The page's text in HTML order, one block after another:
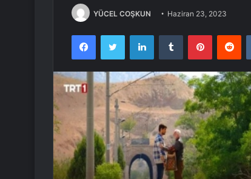
YÜCEL COŞKUN Haziran 23, 2023
FacebookTwitter LinkedInTumblr Pinterest